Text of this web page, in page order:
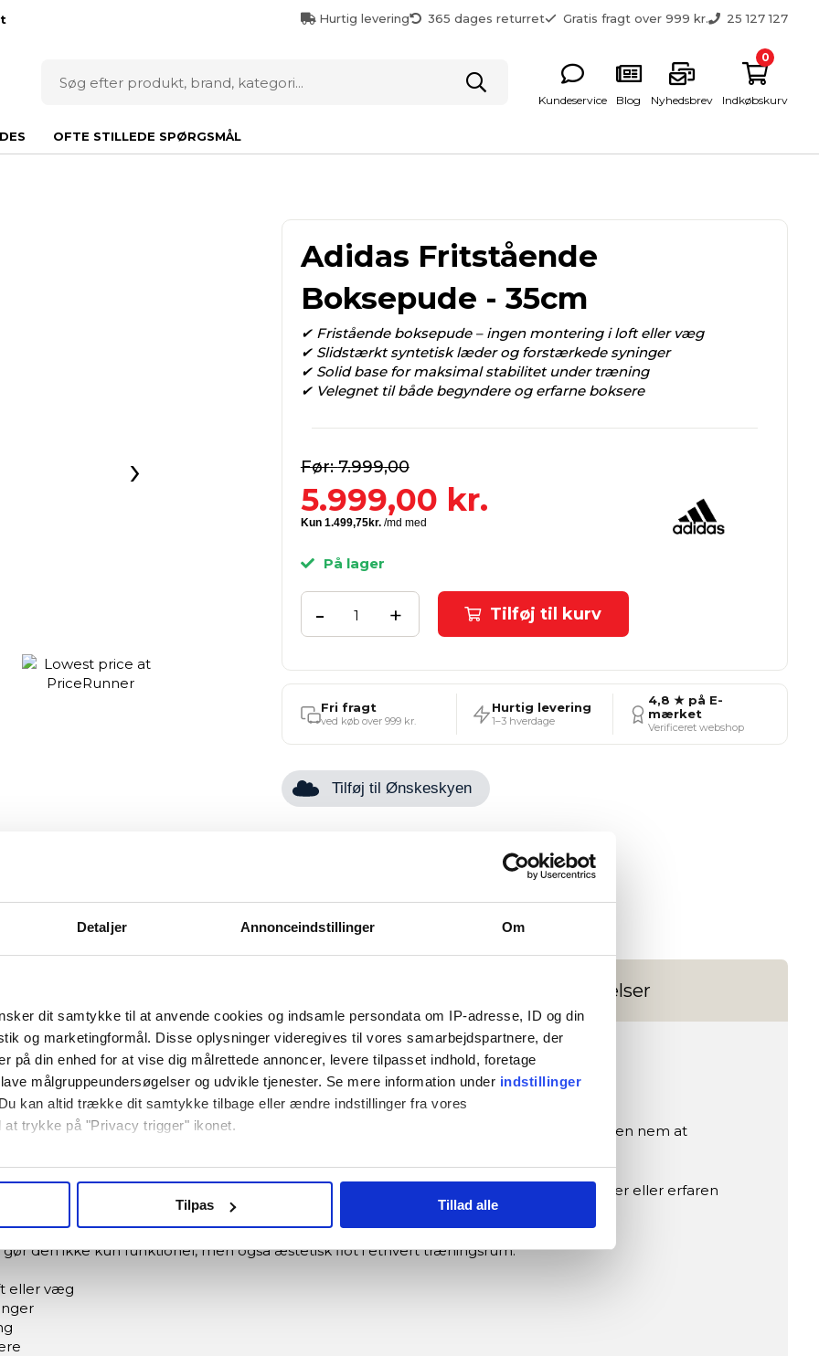
Detaljer Annonceindstillinger Om
dit samtykke til at anvende cookies og indsamle persondata om IP-adresse, ID og din
og marketingformål. Disse oplysninger videregives til vores samarbejdspartnere, der
på din enhed for at vise dig målrettede annoncer, levere tilpasset indhold, foretage
målgruppeundersøgelser og udvikle tjenester. Se mere information under indstillinger
kan altid trække dit samtykke tilbage eller ændre indstillinger fra vores
trykke på "Privacy trigger" ikonet.
gerne:
på en scanning af dens unikke karakteristika (fingerprinting)
bruger cookies for at give dig den bedst mulige oplevelse med fitnessshoppen.dk.
hjemmeside fungerer; andre hjælper os med at forstå, hvordan du bruger siden, så vi kan
Tilpas Tillad alle
Hurtig levering 365 dages returret Gratis fragt over 999 kr. 25 127 127
Kundeservice Blog Nyhedsbrev Indkøbskurv
0
OFTE STILLEDE SPØRGSMÅL
›
Adidas Fritstående
Boksepude - 35cm
✔ Fristående boksepude – ingen montering i loft eller væg
✔ Slidstærkt syntetisk læder og forstærkede syninger
✔ Solid base for maksimal stabilitet under træning
✔ Velegnet til både begyndere og erfarne boksere
7.999,00
5.999,00 kr.
På lager
+
- Tilføj til kurv
Fri fragt
ved køb over 999 kr.
Hurtig levering
1–3 hverdage
4,8 ★ på E-
mærket
Verificeret webshop
Tilføj til Ønskeskyen
Anmeldelser
- 35cm
effektivt – uden behov for ophæng i loft eller væg. Den fristående konstruktion gør den nem at
med forstærkede syninger, som modstår intensiv brug. Uanset om du er nybegynder eller erfaren
til at udvikle teknik, styrke og kondition.
den ikke kun funktionel, men også æstetisk flot i ethvert træningsrum.
eller væg